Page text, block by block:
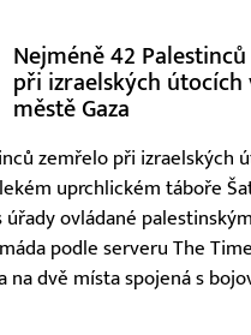
Nejméně 42
při izraelských útocích
městě Gaza
zemřelo při izraelských
uprchlickém táboře
úřady ovládané
podle serveru The
na dvě místa spojená s